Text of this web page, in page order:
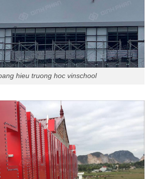
hieu truong hoc vinschool